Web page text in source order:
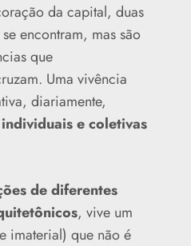
da capital, duas
encontram, mas são
que
Uma vivência
diariamente,
individuais e coletivas
de diferentes
, vive um
imaterial) que não é